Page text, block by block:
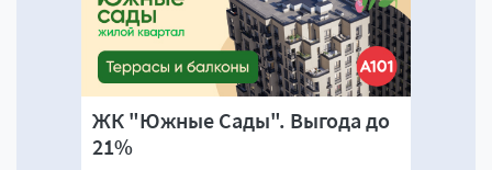
ЖК "Южные Сады". Выгода до
21%